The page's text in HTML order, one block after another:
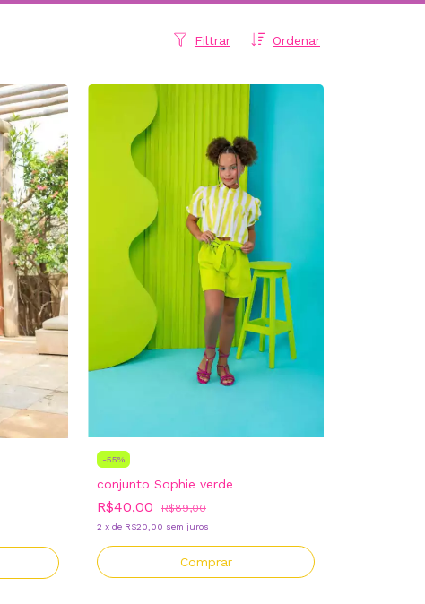
Ordenar
Filtrar
-55%
conjunto Sophie verde
R$40,00 R$89,00
2 x de R$20,00 sem juros
Comprar